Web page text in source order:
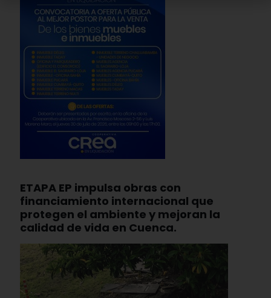
ETAPA EP impulsa obras con
financiamiento internacional que
protegen el ambiente y mejoran la
calidad de vida en Cuenca.